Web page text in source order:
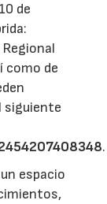
de
como de
siguiente
.
espacio